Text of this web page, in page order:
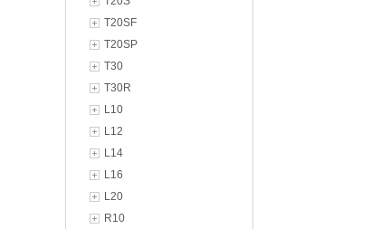
T20SF
T20SP
T30
T30R
L10
L12
L14
L16
L20
R10